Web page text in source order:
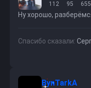
112 95 655
Ну хорошо,
Спасибо сказали:
BynTarkA